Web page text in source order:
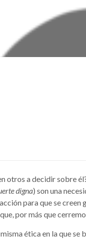
otros a decidir sobre
digna) son una
para que se creen
por más que
ética en la que se